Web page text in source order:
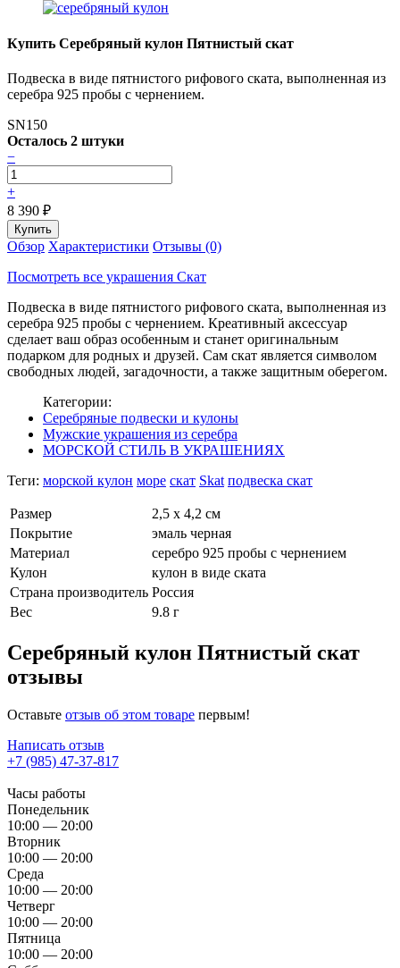
Купить Серебряный кулон Пятнистый скат
Подвеска в виде пятнистого рифового ската, выполненная из
серебра 925 пробы с чернением.
SN150
Осталось 2 штуки
−
+
8 390 ₽
Обзор Характеристики Отзывы (0)
Посмотреть все украшения Скат
Подвеска в виде пятнистого рифового ската, выполненная из
серебра 925 пробы с чернением. Креативный аксессуар
сделает ваш образ особенным и станет оригинальным
подарком для родных и друзей. Сам скат является символом
свободных людей, загадочности, а также защитным оберегом.
Категории:
Серебряные подвески и кулоны
Мужские украшения из серебра
МОРСКОЙ СТИЛЬ В УКРАШЕНИЯХ
Теги: морской кулон море скат Skat подвеска скат
Размер
2,5 х 4,2 см
Покрытие
эмаль черная
Материал
серебро 925 пробы с чернением
Кулон
кулон в виде ската
Страна производитель Россия
Вес
9.8 г
Серебряный кулон Пятнистый скат
отзывы
Оставьте отзыв об этом товаре первым!
Написать отзыв
+7 (985) 47-37-817
Часы работы
Понедельник
10:00 — 20:00
Вторник
10:00 — 20:00
Среда
10:00 — 20:00
Четверг
10:00 — 20:00
Пятница
10:00 — 20:00